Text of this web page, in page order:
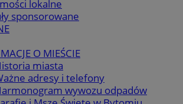
lokalne
sponsorowane
O MIEŚCIE
miasta
adresy i telefony
wywozu odpadów